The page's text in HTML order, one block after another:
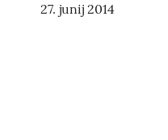
27. junij 2014